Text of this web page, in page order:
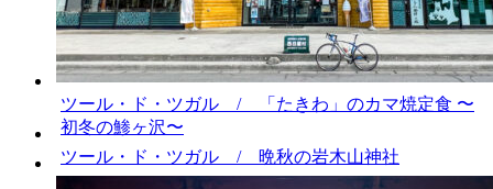
ツール・ド・ツガル / 「たきわ」のカマ焼定食 〜
初冬の鯵ヶ沢〜
ツール・ド・ツガル / 晩秋の岩木山神社